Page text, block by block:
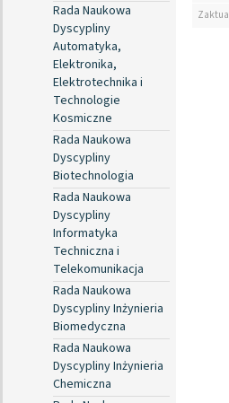
Rada Naukowa
Dyscypliny
Automatyka,
Elektronika,
Elektrotechnika i
Technologie
Kosmiczne
Rada Naukowa
Dyscypliny
Biotechnologia
Rada Naukowa
Dyscypliny
Informatyka
Techniczna i
Telekomunikacja
Rada Naukowa
Dyscypliny Inżynieria
Biomedyczna
Rada Naukowa
Dyscypliny Inżynieria
Chemiczna